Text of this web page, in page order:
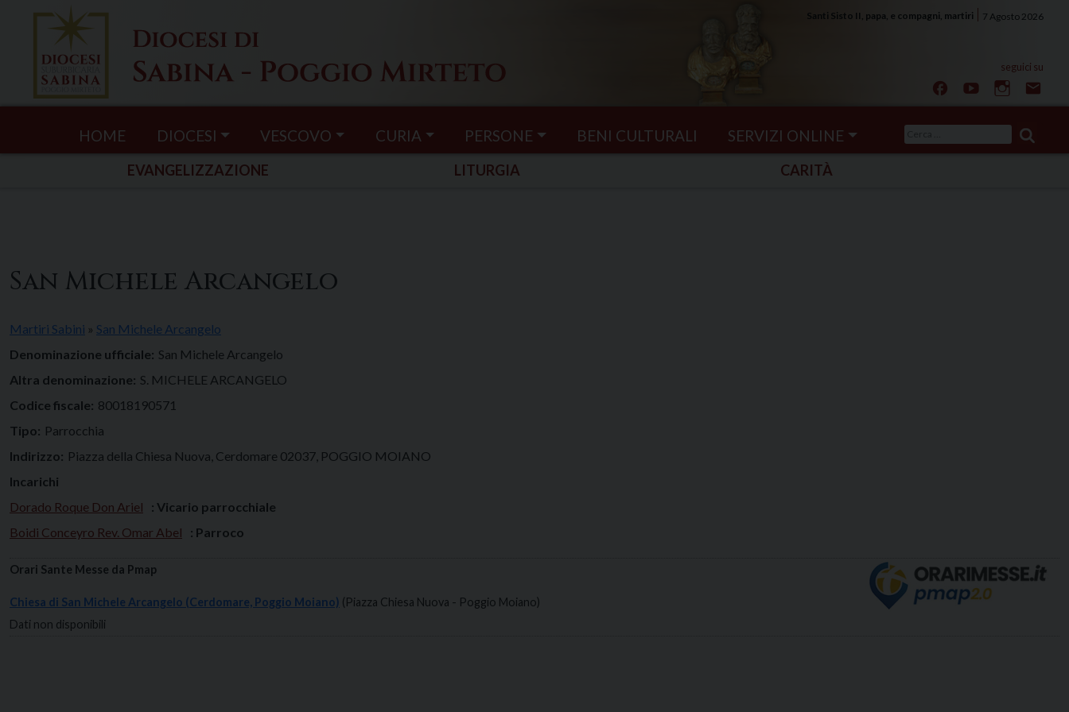
7 Agosto 2026
Santi Sisto II, papa, e compagni, martiri
HOME DIOCESI VESCOVO CURIA PERSONE BENI CULTURALI SERVIZI ONLINE
per:
EVANGELIZZAZIONE LITURGIA CARITÀ
San Michele Arcangelo
Martiri Sabini » San Michele Arcangelo
Denominazione ufficiale: San Michele Arcangelo
Altra denominazione: S. MICHELE ARCANGELO
Codice fiscale: 80018190571
Tipo: Parrocchia
Indirizzo: Piazza della Chiesa Nuova, Cerdomare 02037, POGGIO MOIANO
Incarichi
Dorado Roque Don Ariel
: Vicario parrocchiale
Boidi Conceyro Rev. Omar Abel
: Parroco
Orari Sante Messe da Pmap
Chiesa di San Michele Arcangelo (Cerdomare, Poggio Moiano) (Piazza Chiesa Nuova - Poggio Moiano)
Dati non disponibili